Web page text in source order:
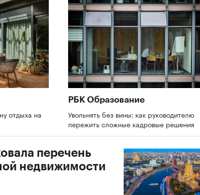
отдыха на
РБК Образование
Увольнять без вины: как руководителю
пережить сложные кадровые решения
перечень
недвижимости